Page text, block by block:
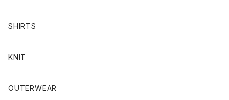
SHIRTS
KNIT
OUTERWEAR